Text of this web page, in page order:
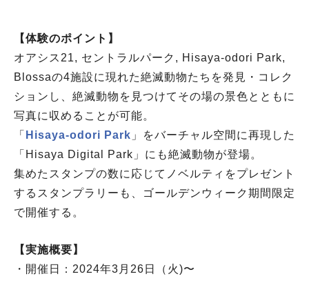
【体験のポイント】
オアシス21, セントラルパーク, Hisaya-odori Park,
Blossaの4️施設に現れた絶滅動物たちを発見・コレク
ションし、絶滅動物を見つけてその場の景色とともに
写真に収めることが可能。
「 Hisaya-odori Park 」をバーチャル空間に再現した
「Hisaya Digital Park」にも絶滅動物が登場。
集めたスタンプの数に応じてノベルティをプレゼント
するスタンプラリーも、ゴールデンウィーク期間限定
で開催する。
【実施概要】
・開催日：2024年3月26日（火)〜